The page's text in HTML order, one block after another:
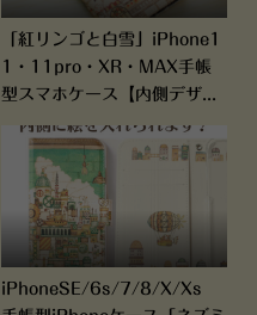
「紅リンゴと白雪」iPhone1
1・11pro・XR・MAX手帳
型スマホケース【内側デザ...
iPhoneSE/6s/7/8/X/Xs